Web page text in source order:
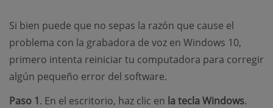
Si bien puede que no sepas la razón que cause el
problema con la grabadora de voz en Windows 10,
primero intenta reiniciar tu computadora para corregir
algún pequeño error del software.
Paso 1. En el escritorio, haz clic en la tecla Windows.